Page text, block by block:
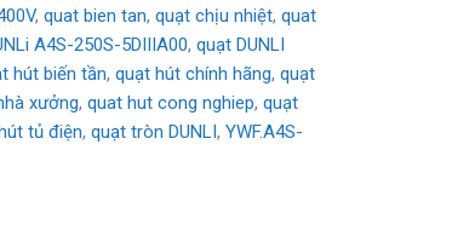
,quat bien tan,quạt chịu nhiệt,quat
A4S-250S-5DIIIA00,quạt DUNLI
hút biến tần,quạt hút chính hãng,quạt
xưởng,quat hut cong nghiep,quạt
tủ điện,quạt tròn DUNLI,YWF.A4S-